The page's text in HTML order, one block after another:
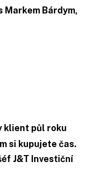
Markem Bárdym,
klient půl roku
si kupujete čas.
J&T Investiční